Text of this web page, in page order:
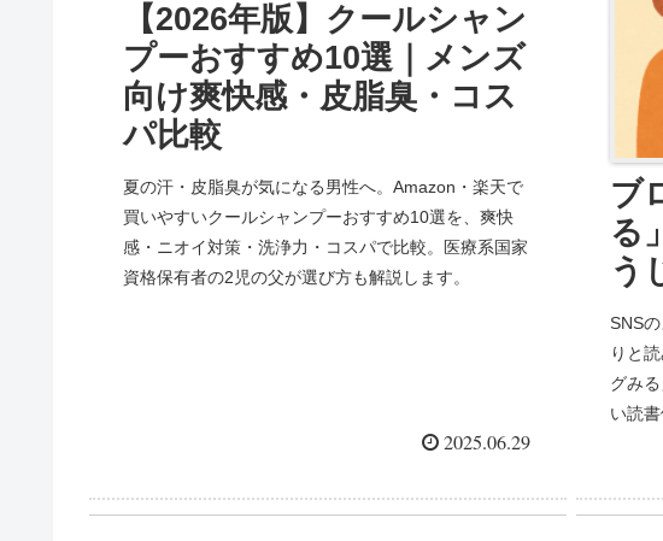
【2026年版】クールシャン
プーおすすめ10選｜メンズ
向け爽快感・皮脂臭・コス
パ比較
夏の汗・皮脂臭が気になる男性へ。Amazon・楽天で
買いやすいクールシャンプーおすすめ10選を、爽快
感・ニオイ対策・洗浄力・コスパで比較。医療系国家
資格保有者の2児の父が選び方も解説します。
2025.06.29
ブ
る
う
SNS
りと
グみ
い読